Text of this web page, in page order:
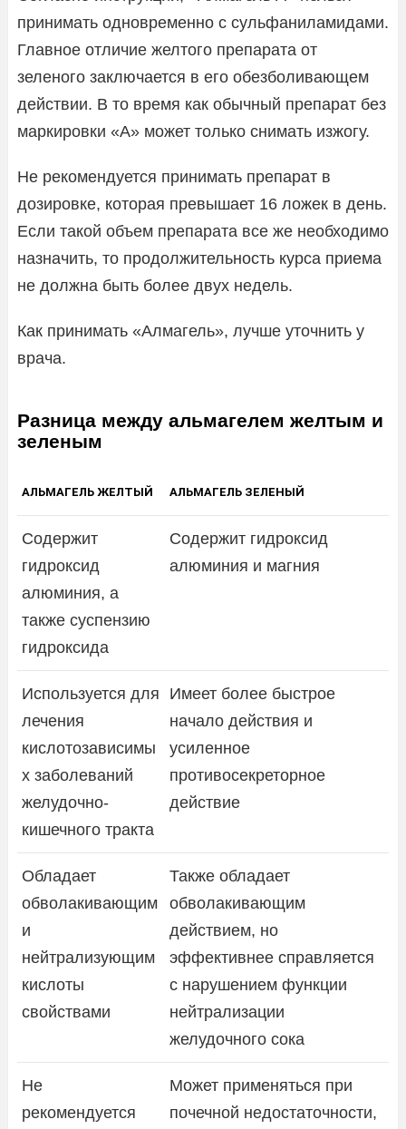
принимать одновременно с сульфаниламидами.
Главное отличие желтого препарата от
зеленого заключается в его обезболивающем
действии. В то время как обычный препарат без
маркировки «А» может только снимать изжогу.
Не рекомендуется принимать препарат в
дозировке, которая превышает 16 ложек в день.
Если такой объем препарата все же необходимо
назначить, то продолжительность курса приема
не должна быть более двух недель.
Как принимать «Алмагель», лучше уточнить у
врача.
Разница между альмагелем желтым и
зеленым
АЛЬМАГЕЛЬ ЖЕЛТЫЙ АЛЬМАГЕЛЬ ЗЕЛЕНЫЙ
Содержит
гидроксид
алюминия, а
также суспензию
гидроксида
Содержит гидроксид
алюминия и магния
Используется для
лечения
кислотозависимы
х заболеваний
желудочно-
кишечного тракта
Имеет более быстрое
начало действия и
усиленное
противосекреторное
действие
Обладает
обволакивающим
и
нейтрализующим
кислоты
свойствами
Также обладает
обволакивающим
действием, но
эффективнее справляется
с нарушением функции
нейтрализации
желудочного сока
Не
рекомендуется
Может применяться при
почечной недостаточности,